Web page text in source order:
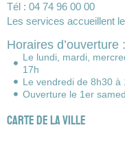
Tél : 04 74 96 00 00
Les services accueillent
Horaires d’ouverture :
Le lundi, mardi,
17h
Le vendredi de 8h30 à
Ouverture le 1er
Carte de la ville